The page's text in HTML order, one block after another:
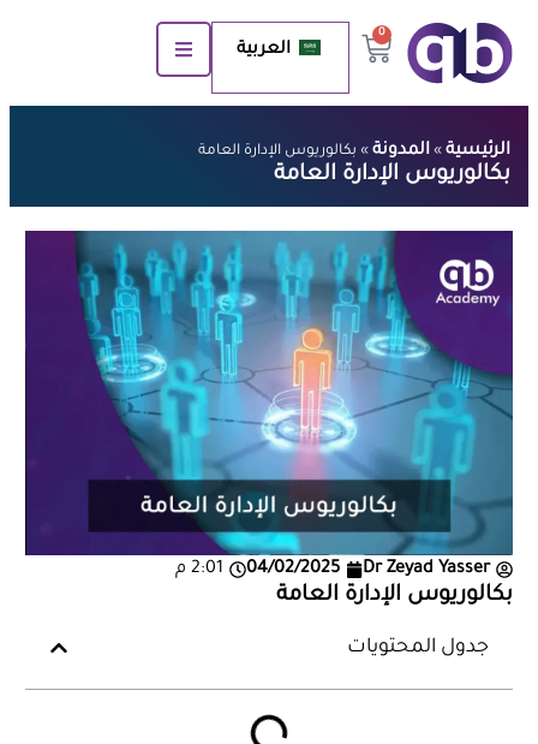
0
العربية
الرئيسية » المدونة » بكالوريوس الإدارة العامة
بكالوريوس الإدارة العامة
Dr Zeyad Yasser
04/02/2025 2:01 م
بكالوريوس الإدارة العامة
جدول المحتويات